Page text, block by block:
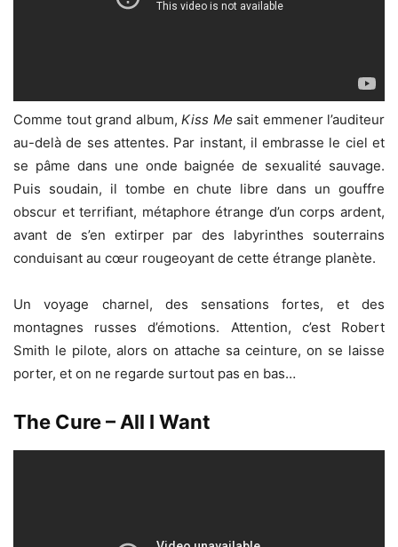
Comme tout grand album, Kiss Me sait emmener l’auditeur
au-delà de ses attentes. Par instant, il embrasse le ciel et
se pâme dans une onde baignée de sexualité sauvage.
Puis soudain, il tombe en chute libre dans un gouffre
obscur et terrifiant, métaphore étrange d’un corps ardent,
avant de s’en extirper par des labyrinthes souterrains
conduisant au cœur rougeoyant de cette étrange planète.
Un voyage charnel, des sensations fortes, et des
montagnes russes d’émotions. Attention, c’est Robert
Smith le pilote, alors on attache sa ceinture, on se laisse
porter, et on ne regarde surtout pas en bas…
The Cure – All I Want